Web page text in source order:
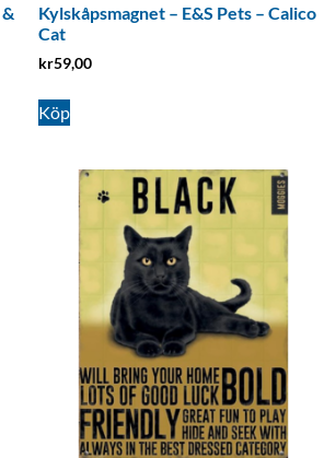
Kylskåpsmagnet – E&S Pets – Calico
Cat
kr59,00
Köp